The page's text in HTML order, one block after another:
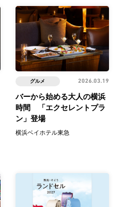
バーから始める大人の横浜
時間 「エクセレントプラ
ン」登場
横浜ベイホテル東急
グルメ 2026.03.19